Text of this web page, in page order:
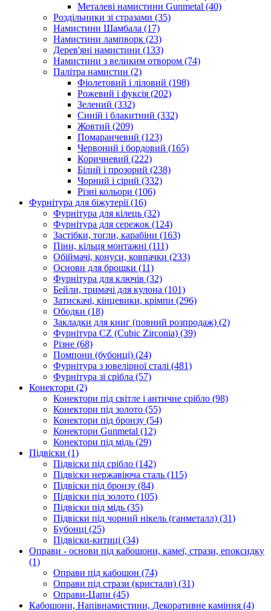
Металеві намистини Gunmetal (40)
Роздільники зі стразами (35)
Намистини Шамбала (17)
Намистини лампворк (23)
Дерев'яні намистини (133)
Намистини з великим отвором (74)
Палітра намистин (2)
Фіолетовий і ліловий (198)
Рожевий і фуксія (202)
Зелений (332)
Синій і блакитний (332)
Жовтий (209)
Помаранчевий (123)
Червоний і бордовий (165)
Коричневий (222)
Білий і прозорий (238)
Чорний і сірий (332)
Різні кольори (106)
Фурнітура для біжутерії(16)
Фурнітура для кілець (32)
Фурнітура для сережок (124)
Застібки, тогли, карабіни (163)
Піни, кільця монтажні (111)
Обіймачі, конуси, ковпачки (233)
Основи для брошки (11)
Фурнітура для ключів (32)
Бейли, тримачі для кулона (101)
Затискачі, кінцевики, крімпи (296)
Ободки (18)
Закладки для книг (повний розпродаж) (2)
Фурнітура CZ (Cubic Zirconia) (39)
Різне (68)
Помпони (бубонці) (24)
Фурнітура з ювелірної сталі (481)
Фурнітура зі срібла (57)
Конектори (2)
Конектори під світле і античне срібло (98)
Конектори під золото (55)
Конектори під бронзу (54)
Конектори Gunmetal (12)
Конектори під мідь (29)
Підвіски (1)
Підвіски під срібло (142)
Підвіски нержавіюча сталь (115)
Підвіски під бронзу (84)
Підвіски під золото (105)
Підвіски під мідь (35)
Підвіски під чорний нікель (ганметалл) (31)
Бубонці (25)
Підвіски-китиці (34)
Оправи - основи під кабошони, камеї, стрази, епоксидку
(1)
Оправи під кабошон (74)
Оправи під стрази (кристали) (31)
Оправи-Цапи (45)
Кабошони, Напівнамистини, Декоративне каміння (4)